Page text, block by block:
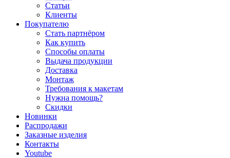
Статьи
Клиенты
Покупателю
Стать партнёром
Как купить
Способы оплаты
Выдача продукции
Доставка
Монтаж
Требования к макетам
Нужна помощь?
Скидки
Новинки
Распродажи
Заказные изделия
Контакты
Youtube